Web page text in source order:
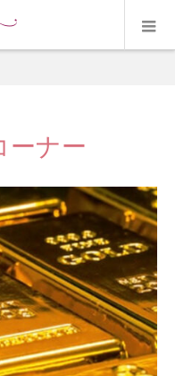
ーナー